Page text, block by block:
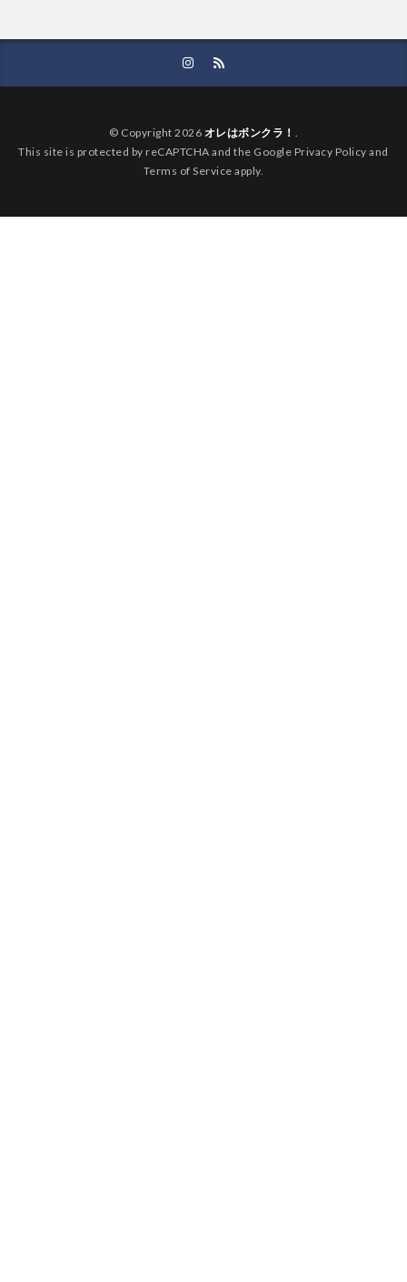
© Copyright 2026 オレはボンクラ！ .
This site is protected by reCAPTCHA and the Google Privacy Policy and
Terms of Service apply.